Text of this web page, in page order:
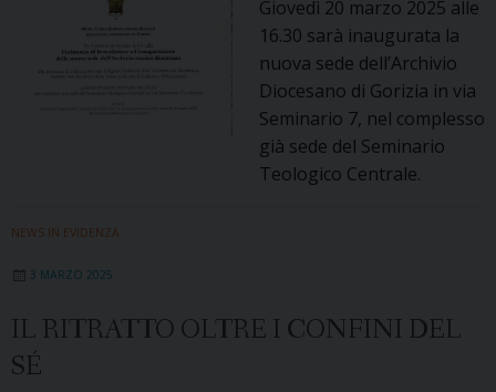
Giovedì 20 marzo 2025 alle
16.30 sarà inaugurata la
nuova sede dell’Archivio
Diocesano di Gorizia in via
Seminario 7, nel complesso
già sede del Seminario
Teologico Centrale.
NEWS IN EVIDENZA
3 MARZO 2025
IL RITRATTO OLTRE I CONFINI DEL
SÉ